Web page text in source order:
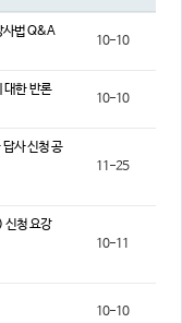
사법 Q&A
10-10
대한 반론
10-10
사 신청 공
11-25
신청 요강
10-11
10-10